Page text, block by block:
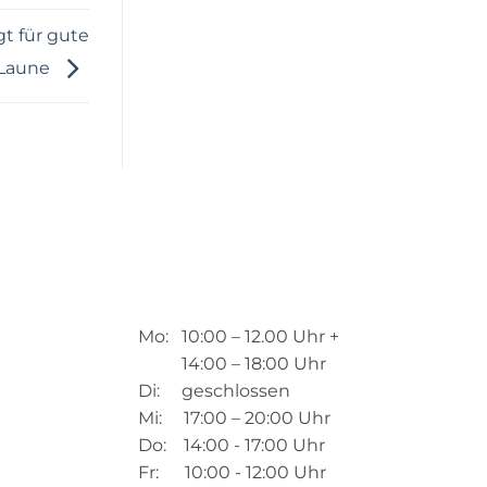
für gute
Mo: 10:00 – 12.00 Uhr +
14:00 – 18:00 Uhr
Di: geschlossen
Mi: 17:00 – 20:00 Uhr
Do: 14:00 - 17:00 Uhr
Fr: 10:00 - 12:00 Uhr